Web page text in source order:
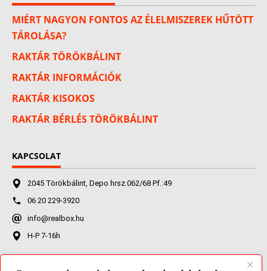
MIÉRT NAGYON FONTOS AZ ÉLELMISZEREK HŰTÖTT
TÁROLÁSA?
RAKTÁR TÖRÖKBÁLINT
RAKTÁR INFORMÁCIÓK
RAKTÁR KISOKOS
RAKTÁR BÉRLÉS TÖRÖKBÁLINT
KAPCSOLAT
2045 Törökbálint, Depo hrsz.062/68 Pf.:49
06 20 229-3920
info@realbox.hu
H-P 7-16h